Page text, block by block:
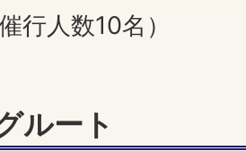
行人数10名）
ルート